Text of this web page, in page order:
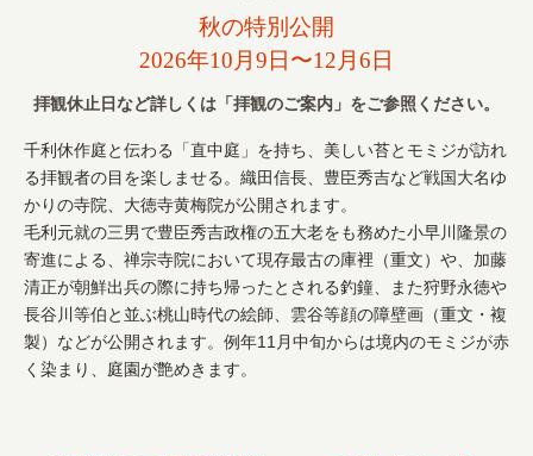
秋の特別公開
2026年10月9日〜12月6日
拝観休止日など詳しくは「拝観のご案内」をご参照ください。
千利休作庭と伝わる「直中庭」を持ち、美しい苔とモミジが訪れ
る拝観者の目を楽しませる。織田信長、豊臣秀吉など戦国大名ゆ
かりの寺院、大徳寺黄梅院が公開されます。
毛利元就の三男で豊臣秀吉政権の五大老をも務めた小早川隆景の
寄進による、禅宗寺院において現存最古の庫裡（重文）や、加藤
清正が朝鮮出兵の際に持ち帰ったとされる釣鐘、また狩野永徳や
長谷川等伯と並ぶ桃山時代の絵師、雲谷等顔の障壁画（重文・複
製）などが公開されます。例年11月中旬からは境内のモミジが赤
く染まり、庭園が艶めきます。